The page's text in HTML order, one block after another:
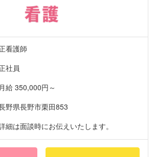
看護師
社員
月給 350,000円～
野県長野市栗田853
細は面談時にお伝えいたします。